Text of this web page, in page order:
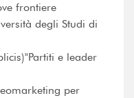
frontiere
degli Studi di
e leader
per